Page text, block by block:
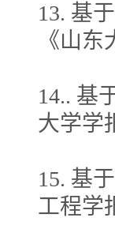
13. 基
《山
14.. 基
大学学
15. 基
工程学